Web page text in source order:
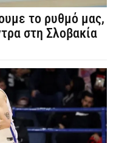
το ρυθμό μας,
στη Σλοβακία